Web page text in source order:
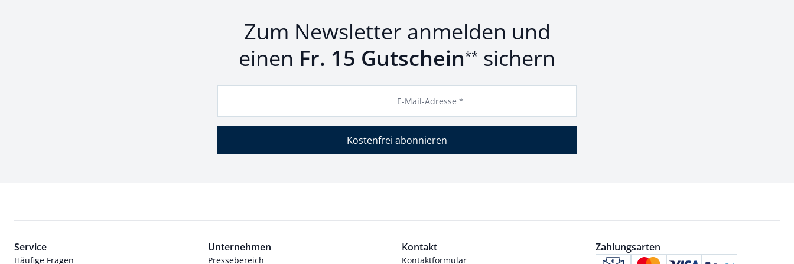
Zum Newsletter anmelden und
einen Fr. 15 Gutschein** sichern
E-Mail-Adresse *
Kostenfrei abonnieren
Service
Häufige Fragen
Unternehmen
Pressebereich
Kontakt
Kontaktformular
Zahlungsarten